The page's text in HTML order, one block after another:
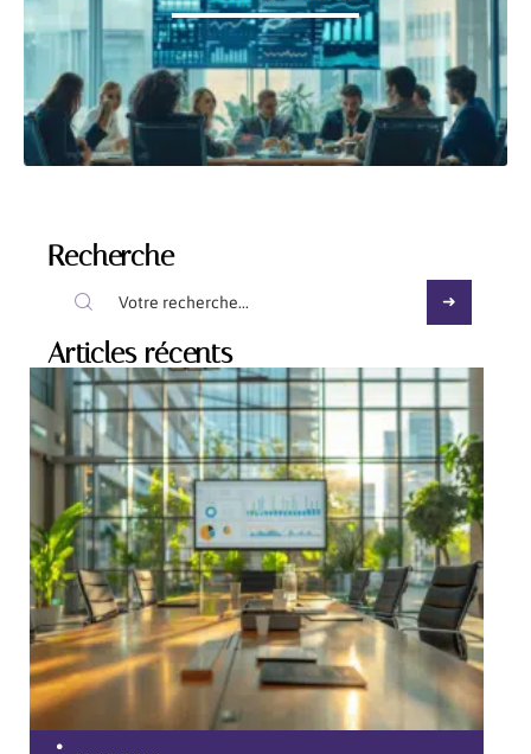
Recherche
Articles récents